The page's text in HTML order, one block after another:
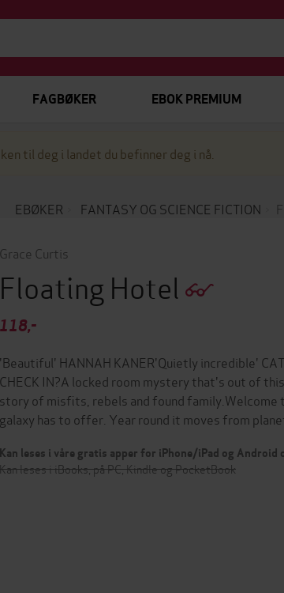
FAGBØKER EBOK PREMIUM
til deg i landet du befinner deg i nå.
EBØKER FANTASY OG SCIENCE FICTION
Grace Curtis
Floating Hotel
118,-
'Beautiful' HANNAH KANER'Quietly incredible'
CHECK IN?A locked room mystery that's out of
story of misfits, rebels and found family.Welcome
galaxy has to offer. Year round it moves from
Kan leses i våre gratis apper for iPhone/iPad og Android
Kan leses i iBooks, på PC, Kindle og PocketBook